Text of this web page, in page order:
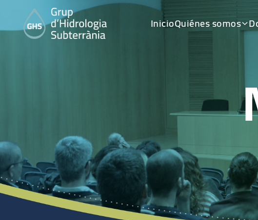
InicioQuiénes somos